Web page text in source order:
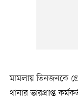
মামলায় তিনজনকে
থানার ভারপ্রাপ্ত